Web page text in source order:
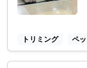
トリミング ペ